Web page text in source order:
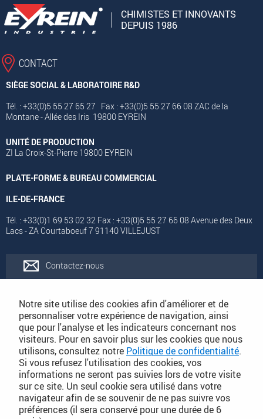
CHIMISTES ET INNOVANTS
DEPUIS 1986
CONTACT
SIÈGE SOCIAL & LABORATOIRE R&D
Tél. : +33(0)5 55 27 65 27 Fax : +33(0)5 55 27 66 08 ZAC de la
Montane - Allée des Iris 19800 EYREIN
UNITÉ DE PRODUCTION
ZI La Croix-St-Pierre 19800 EYREIN
PLATE-FORME & BUREAU COMMERCIAL
ILE-DE-FRANCE
Tél. : +33(0)1 69 53 02 32 Fax : +33(0)5 55 27 66 08 Avenue des Deux
Lacs - ZA Courtaboeuf 7 91140 VILLEJUST
Contactez-nous
Catalogues
Conditions Générales de Vente
PLAN DU SITE DÉTAILLÉ
Notre site utilise des cookies afin d'améliorer et de
personnaliser votre expérience de navigation, ainsi
que pour l'analyse et les indicateurs concernant nos
visiteurs. Pour en savoir plus sur les cookies que nous
utilisons, consultez notre Politique de confidentialité.
Si vous refusez l'utilisation des cookies, vos
informations ne seront pas suivies lors de votre visite
sur ce site. Un seul cookie sera utilisé dans votre
navigateur afin de se souvenir de ne pas suivre vos
préférences (il sera conservé pour une durée de 6